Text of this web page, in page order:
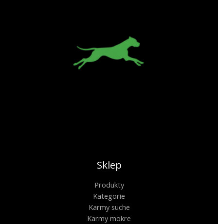
Sklep
Produkty
Kategorie
Karmy suche
Karmy mokre